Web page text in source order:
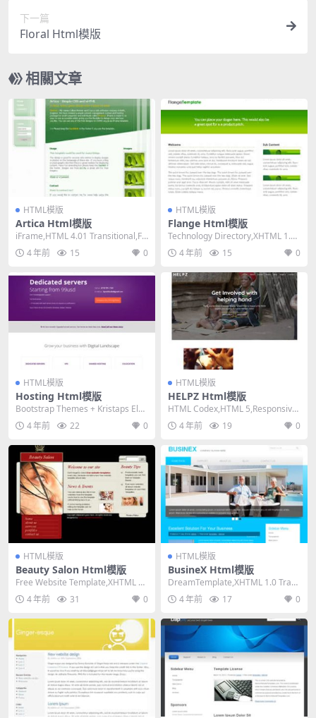
下一篇
Floral Html模版
相關文章
HTML模版
Artica Html模版
iFrame,HTML 4.01 Transitional,Fix
ed Widt...
4 年前 15 0
HTML模版
Flange Html模版
Technology Directory,XHTML 1.0
Transitio...
4 年前 15 0
HTML模版
Hosting Html模版
Bootstrap Themes + Kristaps Elsi
ns,HTML ...
4 年前 22 0
HTML模版
HELPZ Html模版
HTML Codex,HTML 5,Responsive,
4 Columns,...
4 年前 19 0
HTML模版
Beauty Salon Html模版
Free Website Template,XHTML 1.
0 Strict,F...
4 年前 31 0
HTML模版
BusineX Html模版
DreamTemplate,XHTML 1.0 Trans
itional,Fix...
4 年前 17 0